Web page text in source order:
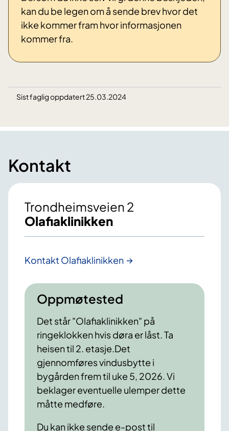
kan du be legen om å sende brev hvor det
ikke kommer fram hvor informasjonen
kommer fra.
Sist faglig oppdatert 25.03.2024
Kontakt
Trondheimsveien 2
Olafiaklinikken
Kontakt Olafiaklinikken
Oppmøtested
Det står "Olafiaklinikken" på
ringeklokken hvis døra er låst. Ta
heisen til 2. etasje.Det
gjennomføres vindusbytte i
bygården frem til uke 5, 2026. Vi
beklager eventuelle ulemper dette
måtte medføre.
Du kan ikke sende e-post til